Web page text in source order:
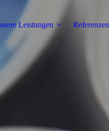
Leistungen Referenzen